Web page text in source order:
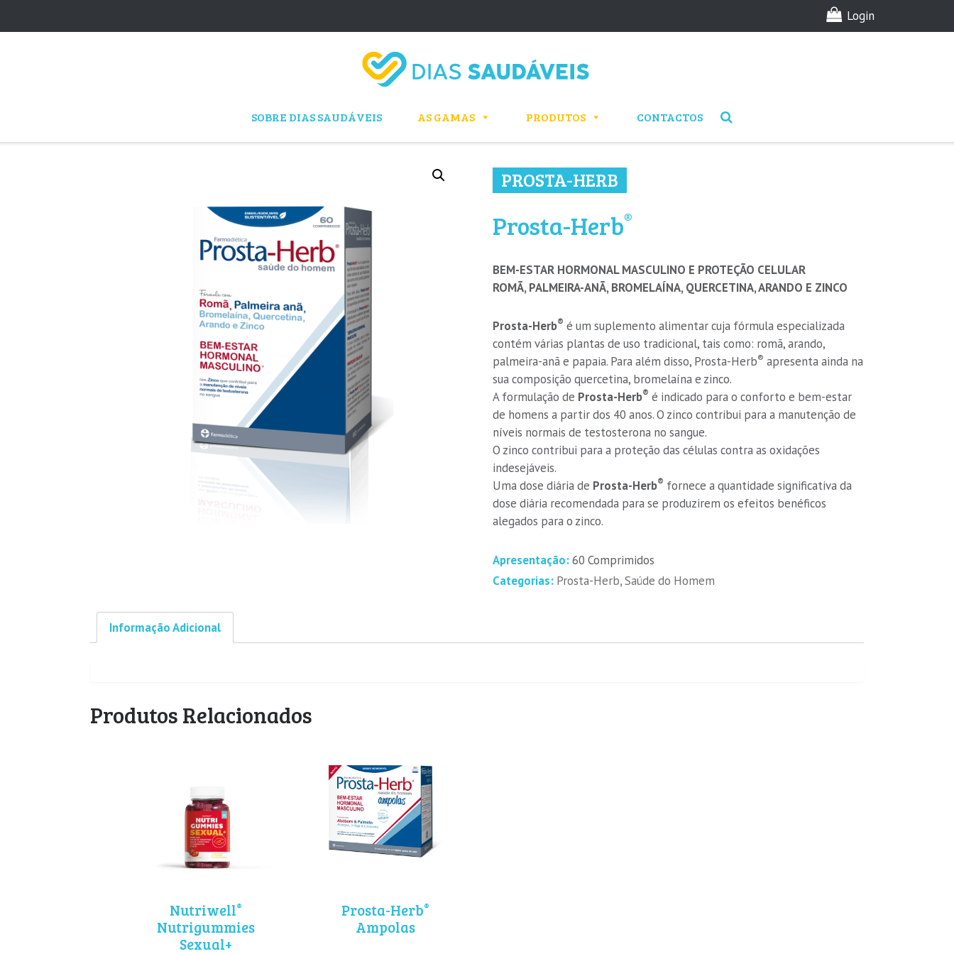
Login
SOBRE DIAS SAUDÁVEIS AS GAMAS PRODUTOS CONTACTOS
PROSTA-HERB
Prosta-Herb®
BEM-ESTAR HORMONAL MASCULINO E PROTEÇÃO CELULAR
ROMÃ, PALMEIRA-ANÃ, BROMELAÍNA, QUERCETINA, ARANDO E ZINCO
Prosta-Herb® é um suplemento alimentar cuja fórmula especializada
contém várias plantas de uso tradicional, tais como: romã, arando,
palmeira-anã e papaia. Para além disso, Prosta-Herb® apresenta ainda na
sua composição quercetina, bromelaína e zinco.
A formulação de Prosta-Herb® é indicado para o conforto e bem-estar
de homens a partir dos 40 anos. O zinco contribui para a manutenção de
níveis normais de testosterona no sangue.
O zinco contribui para a proteção das células contra as oxidações
indesejáveis.
Uma dose diária de Prosta-Herb® fornece a quantidade significativa da
dose diária recomendada para se produzirem os efeitos benéficos
alegados para o zinco.
Apresentação:60 Comprimidos
Categorias: Prosta-Herb,Saúde do Homem
Informação Adicional
Produtos Relacionados
Nutriwell®
Nutrigummies
Sexual+
Prosta-Herb®
Ampolas